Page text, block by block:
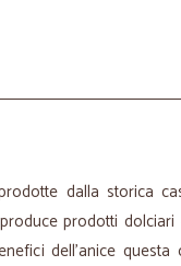
dalla storica
prodotti
dell'anice